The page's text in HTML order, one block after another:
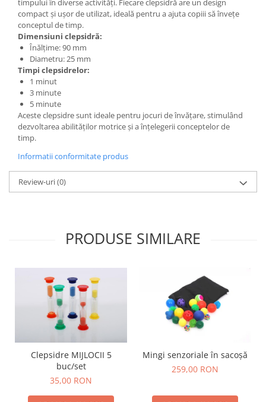
Saltele
Trasee de motricitate
Wellness
Diverse jucarii educative
Apa si nisip
Dezvoltarea limbajului
Figurine
Mobilier gradinita
Montessori
Spații de joacă
Anatomie
Jucării interactive
Lumini si culori
Matematica
Pregătire pentru școală
Pregătirea scrierii de mână
Secventialitate
timpului în diverse activități. Fiecare clepsidră are un design
compact și ușor de utilizat, ideală pentru a ajuta copiii să învețe
conceptul de timp.
Dimensiuni clepsidră:
Înălțime: 90 mm
Diametru: 25 mm
Timpi clepsidrelor:
1 minut
3 minute
5 minute
Aceste clepsidre sunt ideale pentru jocuri de învățare, stimulând
dezvoltarea abilităților motrice și a înțelegerii conceptelor de
timp.
Informatii conformitate produs
Review-uri(0)
PRODUSE SIMILARE
Clepsidre MIJLOCII 5
buc/set
35,00 RON
Mingi senzoriale în sacoșă
259,00 RON